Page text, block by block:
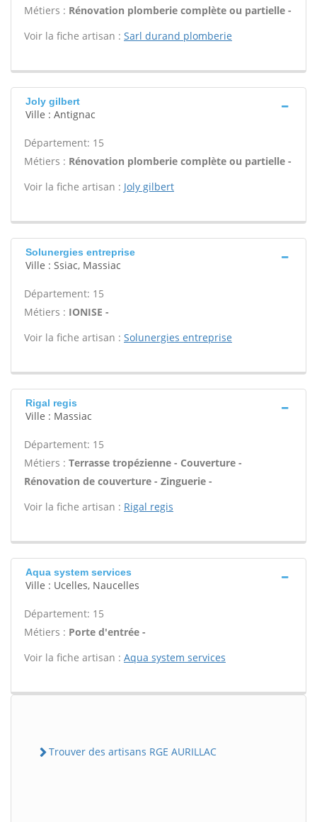
Métiers : Rénovation plomberie complète ou partielle -
Voir la fiche artisan : Sarl durand plomberie
Joly gilbert
Ville : Antignac
Département: 15
Métiers : Rénovation plomberie complète ou partielle -
Voir la fiche artisan : Joly gilbert
Solunergies entreprise
Ville : Ssiac, Massiac
Département: 15
Métiers : IONISE -
Voir la fiche artisan : Solunergies entreprise
Rigal regis
Ville : Massiac
Département: 15
Métiers : Terrasse tropézienne - Couverture -
Rénovation de couverture - Zinguerie -
Voir la fiche artisan : Rigal regis
Aqua system services
Ville : Ucelles, Naucelles
Département: 15
Métiers : Porte d'entrée -
Voir la fiche artisan : Aqua system services
Trouver des artisans RGE AURILLAC